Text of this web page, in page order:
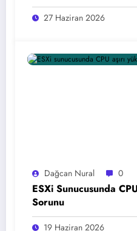
27 Haziran 2026
Dağcan Nural 0
ESXi Sunucusunda
Sorunu
19 Haziran 2026